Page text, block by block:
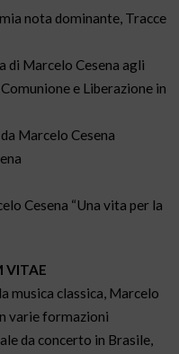
nota dominante, Tracce
di Marcelo Cesena agli
e Liberazione in
Marcelo Cesena
Cesena “Una vita per la
VITAE
musica classica, Marcelo
varie formazioni
da concerto in Brasile,